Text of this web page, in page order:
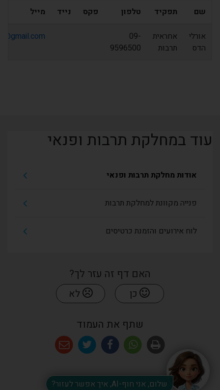
שלום, אני חוף-AI, איך אפשר לעזור?
שם תפקיד טלפון פקס נייד מייל
אורלי
הדס
אחראית
תרבות
09-
9596500
עוד במחלקת תרבות ופנאי
אודות מחלקת תרבות ופנאי
פנייה מקוונת למחלקת תרבות
לוח אירועים והזמנת כרטיסים
האם דף זה עזר לך?
כן לא
שתף את העמוד